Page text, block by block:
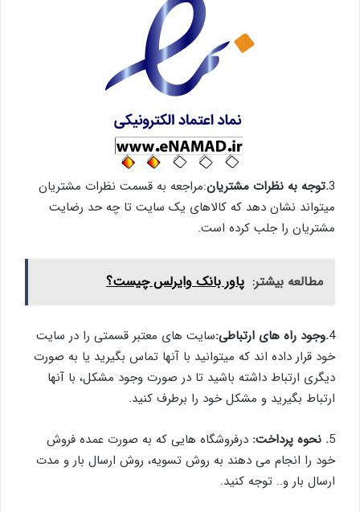
3.توجه به نظرات مشتریان:مراجعه به قسمت نظرات مشتریان
میتواند نشان دهد که کالاهای یک سایت تا چه حد رضایت
مشتریان را جلب کرده است.
مطالعه بیشتر: پاور بانک وایرلس چیست؟
4.وجود راه های ارتباطی:سایت های معتبر قسمتی را در سایت
خود قرار داده اند که میتوانید با آنها تماس بگیرید یا به صورت
دیگری ارتباط داشته باشید تا در صورت وجود مشکل، با آنها
ارتباط بگیرید و مشکل خود را برطرف کنید.
5. نحوه پرداخت: درفروشگاه هایی که به صورت عمده فروش
خود را انجام می دهند به روش تسویه، روش ارسال بار و مدت
ارسال بار و.. توجه کنید.